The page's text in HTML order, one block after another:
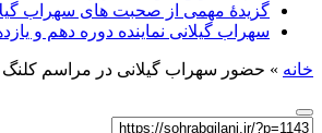
گزیدهٔ مهمی از صحبت های سهراب
سهراب گیلانی نماینده دوره دهم و
خانه » حضور سهراب گیلانی در مراسم کلنگ